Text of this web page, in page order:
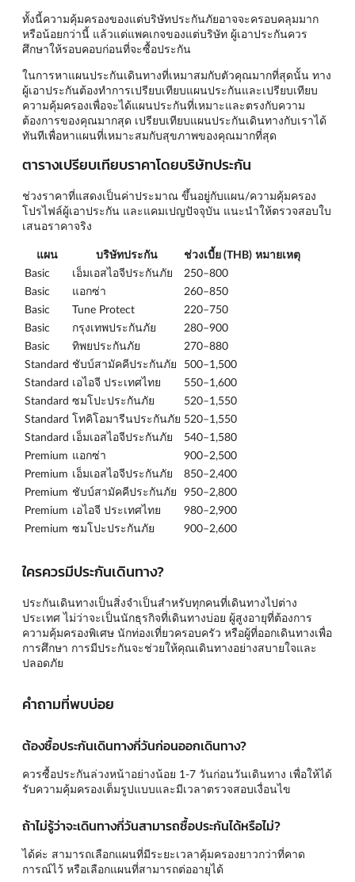
ทั้งนี้ความคุ้มครองของแต่บริษัทประกันภัยอาจจะครอบคลุมมาก
หรือน้อยกว่านี้ แล้วแต่แพคเกจของแต่บริษัท ผู้เอาประกันควร
ศึกษาให้รอบคอบก่อนที่จะซื้อประกัน
ในการหาแผนประกันเดินทางที่เหมาสมกับตัวคุณมากที่สุดนั้น ทาง
ผู้เอาประกันต้องทำการเปรียบเทียบแผนประกันและเปรียบเทียบ
ความคุ้มครองเพื่อจะได้แผนประกันที่เหมาะและตรงกับความ
ต้องการของคุณมากสุด เปรียบเทียบแผนประกันเดินทางกับเราได้
ทันทีเพื่อหาแผนที่เหมาะสมกับสุขภาพของคุณมากที่สุด
ตารางเปรียบเทียบราคาโดยบริษัทประกัน
ช่วงราคาที่แสดงเป็นค่าประมาณ ขึ้นอยู่กับแผน/ความคุ้มครอง
โปรไฟล์ผู้เอาประกัน และแคมเปญปัจจุบัน แนะนำให้ตรวจสอบใบ
เสนอราคาจริง
แผน บริษัทประกัน ช่วงเบี้ย (THB) หมายเหตุ
Basic
เอ็มเอสไอจีประกันภัย
250–800
Basic
แอกซ่า
260–850
Basic
Tune Protect
220–750
Basic
กรุงเทพประกันภัย
280–900
Basic
ทิพยประกันภัย
270–880
Standard ชับบ์สามัคคีประกันภัย
500–1,500
Standard เอไอจี ประเทศไทย
550–1,600
Standard ซมโปะประกันภัย
520–1,550
Standard โทคิโอมารีนประกันภัย 520–1,550
Standard เอ็มเอสไอจีประกันภัย
540–1,580
Premium แอกซ่า
900–2,500
Premium เอ็มเอสไอจีประกันภัย
850–2,400
Premium ชับบ์สามัคคีประกันภัย 950–2,800
Premium เอไอจี ประเทศไทย
980–2,900
Premium ซมโปะประกันภัย 900–2,600
ใครควรมีประกันเดินทาง?
ประกันเดินทางเป็นสิ่งจำเป็นสำหรับทุกคนที่เดินทางไปต่าง
ประเทศ ไม่ว่าจะเป็นนักธุรกิจที่เดินทางบ่อย ผู้สูงอายุที่ต้องการ
ความคุ้มครองพิเศษ นักท่องเที่ยวครอบครัว หรือผู้ที่ออกเดินทางเพื่อ
การศึกษา การมีประกันจะช่วยให้คุณเดินทางอย่างสบายใจและ
ปลอดภัย
คำถามที่พบบ่อย
ต้องซื้อประกันเดินทางกี่วันก่อนออกเดินทาง?
ควรซื้อประกันล่วงหน้าอย่างน้อย 1-7 วันก่อนวันเดินทาง เพื่อให้ได้
รับความคุ้มครองเต็มรูปแบบและมีเวลาตรวจสอบเงื่อนไข
ถ้าไม่รู้ว่าจะเดินทางกี่วันสามารถซื้อประกันได้หรือไม่?
ได้ค่ะ สามารถเลือกแผนที่มีระยะเวลาคุ้มครองยาวกว่าที่คาด
การณ์ไว้ หรือเลือกแผนที่สามารถต่ออายุได้